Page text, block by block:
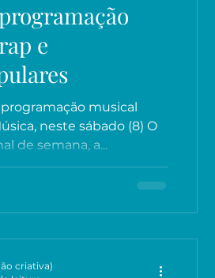
e
musical
neste sábado (8) O
de semana, a...
criativa)